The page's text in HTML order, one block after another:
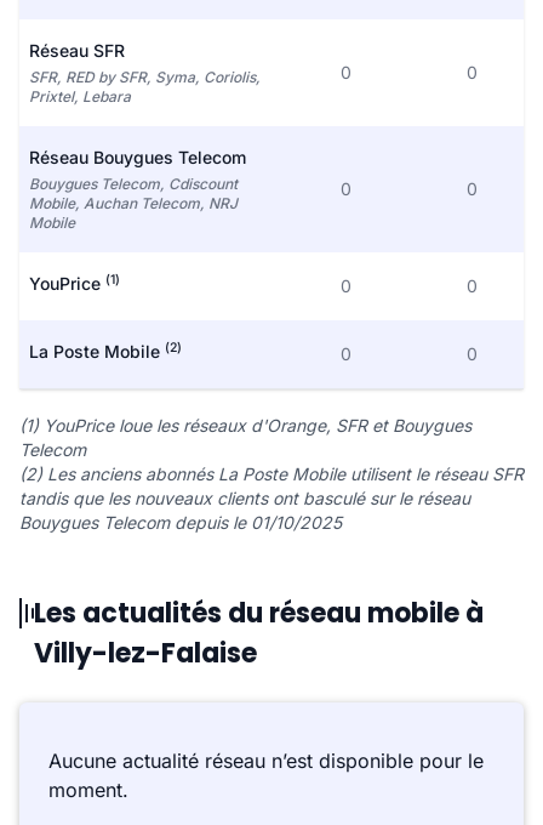
Réseau SFR
SFR, RED by SFR, Syma, Coriolis,
Prixtel, Lebara
0 0
Réseau Bouygues Telecom
Bouygues Telecom, Cdiscount
Mobile, Auchan Telecom, NRJ
Mobile
0 0
YouPrice (1) 0 0
La Poste Mobile (2) 0 0
(1) YouPrice loue les réseaux d'Orange, SFR et Bouygues
Telecom
(2) Les anciens abonnés La Poste Mobile utilisent le réseau SFR
tandis que les nouveaux clients ont basculé sur le réseau
Bouygues Telecom depuis le 01/10/2025
Les actualités du réseau mobile à
Villy-lez-Falaise
Aucune actualité réseau n’est disponible pour le
moment.